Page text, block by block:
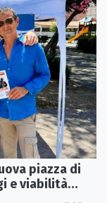
piazza di
e viabilità